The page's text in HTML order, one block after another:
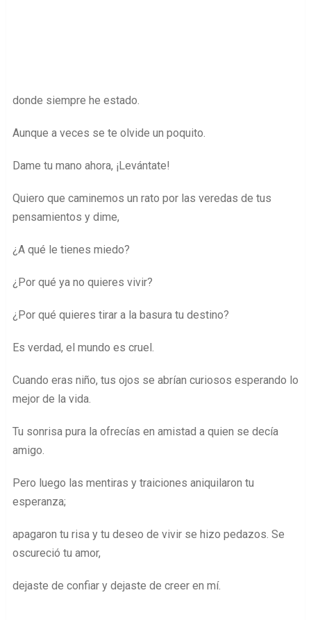
donde siempre he estado.
Aunque a veces se te olvide un poquito.
Dame tu mano ahora, ¡Levántate!
Quiero que caminemos un rato por las veredas de tus
pensamientos y dime,
¿A qué le tienes miedo?
¿Por qué ya no quieres vivir?
¿Por qué quieres tirar a la basura tu destino?
Es verdad, el mundo es cruel.
Cuando eras niño, tus ojos se abrían curiosos esperando lo
mejor de la vida.
Tu sonrisa pura la ofrecías en amistad a quien se decía
amigo.
Pero luego las mentiras y traiciones aniquilaron tu
esperanza;
apagaron tu risa y tu deseo de vivir se hizo pedazos. Se
oscureció tu amor,
dejaste de confiar y dejaste de creer en mí.